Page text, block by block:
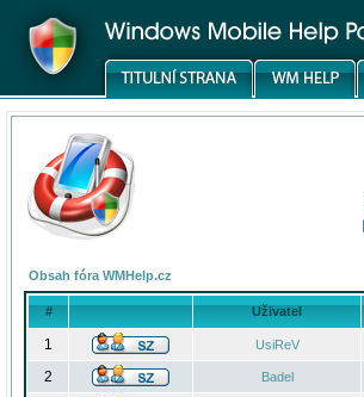
Obsah fóra WMHelp.cz
# Uživatel
1 UsiReV
2 Badel